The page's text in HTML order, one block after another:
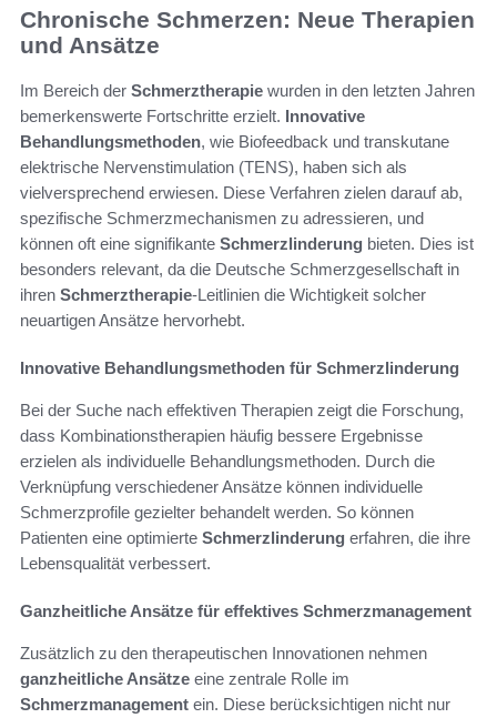
Chronische Schmerzen: Neue Therapien
und Ansätze
Im Bereich der Schmerztherapie wurden in den letzten Jahren
bemerkenswerte Fortschritte erzielt. Innovative
Behandlungsmethoden, wie Biofeedback und transkutane
elektrische Nervenstimulation (TENS), haben sich als
vielversprechend erwiesen. Diese Verfahren zielen darauf ab,
spezifische Schmerzmechanismen zu adressieren, und
können oft eine signifikante Schmerzlinderung bieten. Dies ist
besonders relevant, da die Deutsche Schmerzgesellschaft in
ihren Schmerztherapie-Leitlinien die Wichtigkeit solcher
neuartigen Ansätze hervorhebt.
Innovative Behandlungsmethoden für Schmerzlinderung
Bei der Suche nach effektiven Therapien zeigt die Forschung,
dass Kombinationstherapien häufig bessere Ergebnisse
erzielen als individuelle Behandlungsmethoden. Durch die
Verknüpfung verschiedener Ansätze können individuelle
Schmerzprofile gezielter behandelt werden. So können
Patienten eine optimierte Schmerzlinderung erfahren, die ihre
Lebensqualität verbessert.
Ganzheitliche Ansätze für effektives Schmerzmanagement
Zusätzlich zu den therapeutischen Innovationen nehmen
ganzheitliche Ansätze eine zentrale Rolle im
Schmerzmanagement ein. Diese berücksichtigen nicht nur